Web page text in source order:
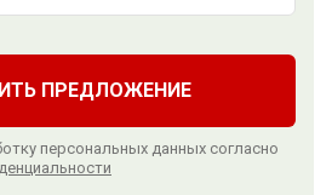
ПРЕДЛОЖЕНИЕ
персональных данных согласно